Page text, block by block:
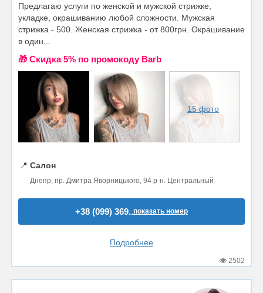
Предлагаю услуги по женской и мужской стрижке,
укладке, окрашиванию любой сложности. Мужская
стрижка - 500. Женская стрижка - от 800грн. Окрашивание
в один...
🎁 Cкидка 5% по промокоду Barb
15 фото
📍 Салон
Днепр, пр. Дмитра Яворницького, 94 р-н. Центральный
+38 (099) 369..показать номер
Подробнее
2502